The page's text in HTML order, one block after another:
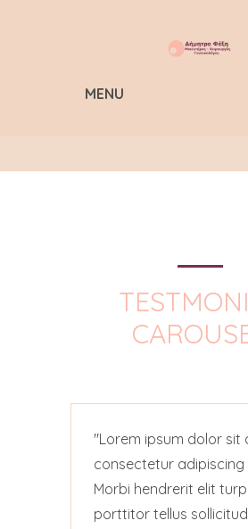
MENU
Lorem ipsum dolor sit
consectetur adipiscing
Morbi hendrerit elit
porttitor tellus